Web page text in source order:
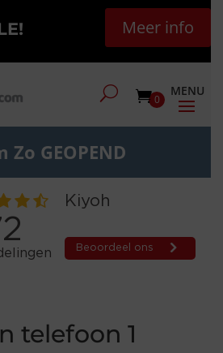
Meer info
0
Zo GEOPEND
telefoon 1